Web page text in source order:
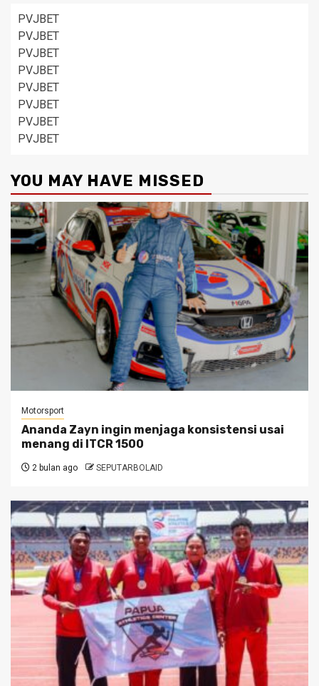
PVJBET
PVJBET
PVJBET
PVJBET
PVJBET
PVJBET
PVJBET
PVJBET
YOU MAY HAVE MISSED
Motorsport
Ananda Zayn ingin menjaga konsistensi usai
menang di ITCR 1500
2 bulan ago SEPUTARBOLAID